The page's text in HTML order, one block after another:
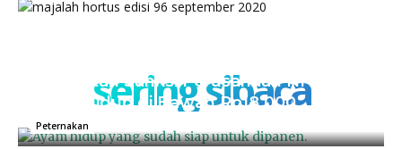
sering sibaca
Kementan Sanksi Perusahaan NH, Jual
Ayam Hidup di Bawah Rp18.000
Peternakan